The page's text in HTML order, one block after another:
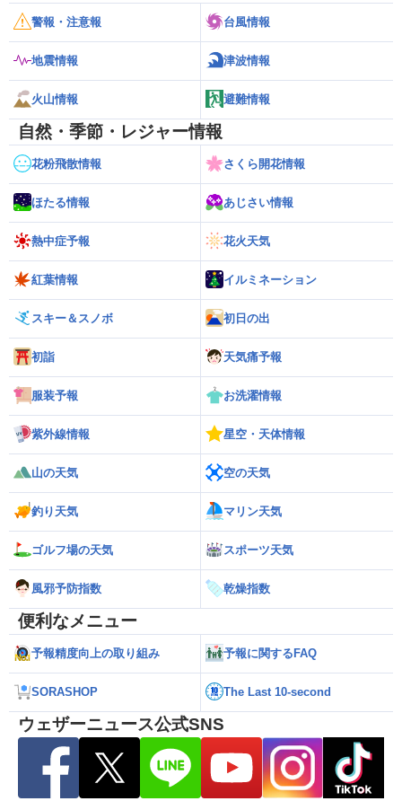
警報・注意報 台風情報
地震情報 津波情報
火山情報 避難情報
自然・季節・レジャー情報
花粉飛散情報 さくら開花情報
ほたる情報 あじさい情報
熱中症予報 花火天気
紅葉情報 イルミネーション
スキー＆スノボ 初日の出
初詣 天気痛予報
服装予報 お洗濯情報
紫外線情報 星空・天体情報
山の天気 空の天気
釣り天気 マリン天気
ゴルフ場の天気 スポーツ天気
風邪予防指数 乾燥指数
便利なメニュー
予報精度向上の取り組み 予報に関するFAQ
SORASHOP The Last 10-second
ウェザーニュース公式SNS